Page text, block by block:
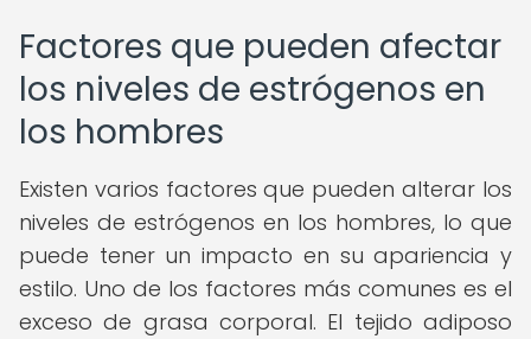
Factores que pueden afectar
los niveles de estrógenos en
los hombres
Existen varios factores que pueden alterar los
niveles de estrógenos en los hombres, lo que
puede tener un impacto en su apariencia y
estilo. Uno de los factores más comunes es el
exceso de grasa corporal. El tejido adiposo